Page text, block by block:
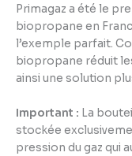
Primagaz a été le
biopropane en
l’exemple parfait.
biopropane réduit
ainsi une solution
Important : La
stockée
pression du gaz qui